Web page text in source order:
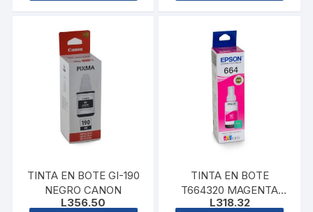
TINTA EN BOTE GI-190
NEGRO CANON
L356.50
TINTA EN BOTE
T664320 MAGENTA
EPSON
L318.32